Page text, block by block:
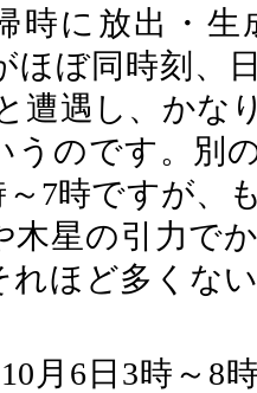
時に放出・
ほぼ同時刻、
遭遇し、かな
うのです。別
～7時ですが、
木星の引力で
れほど多くな
月6日3時～8